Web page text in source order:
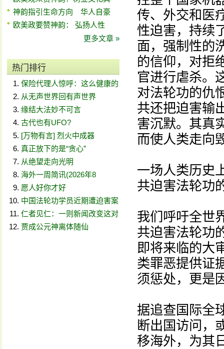
神韵指引生命方向 华人自豪
欧美政要赞神韵： 弘扬人性
更多文章 »
热门排行
保险代理人惊呼：这么健康的
从无声世界回有声世界
缘结大法妙不可言
古代也有UFO?
[万物有言] 烈火中成器
真正放下的是“贪心”
从绝望走向光明
海外一周简讯(2026年8
愿人好你才好
中国法轮功学员近期遭迫害案
仁者见仁：一则新闻改变这对
贾成公元神离体随仙
传、外交和医
性迫害，持续
面，强制性的
的信仰，对拒
官进行虐杀。
对法轮功的仇
共还把迫害输
害沉默。其真
而使人类走向
一场人类历史
共迫害法轮功
我们呼吁全世
共迫害法轮功
即将来临的大
类罪恶提供证
须惩处，更是
据追查国际全
断出国访问，
移海外，为其